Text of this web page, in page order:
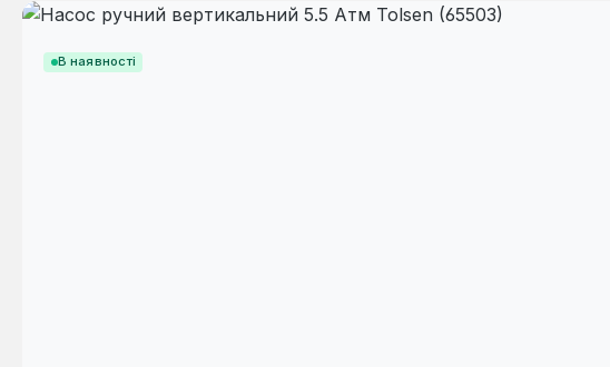
В наявності
Пропустити галерею зображень